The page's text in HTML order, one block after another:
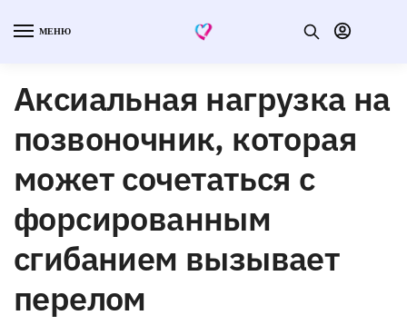
МЕНЮ
Аксиальная нагрузка на
позвоночник, которая
может сочетаться с
форсированным
сгибанием вызывает
перелом